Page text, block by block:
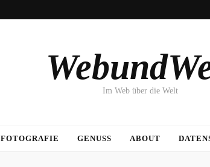
Im Web über die Welt
FOTOGRAFIE GENUSS ABOUT